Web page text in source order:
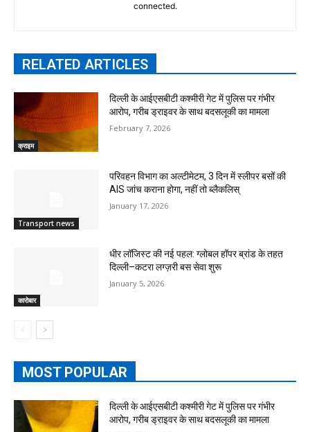
connected.
RELATED ARTICLES
क्राइम
दिल्ली के आईएसबीटी कश्मीरी गेट में पुलिस पर गंभीर
आरोप, गरीब ड्राइवर के साथ बदसलूकी का मामला
February 7, 2026
Transport news
परिवहन विभाग का अल्टीमेटम, 3 दिन में स्लीपर बसों की
AIS जांच कराना होगा, नहीं तो ब्लैकलिस्
January 17, 2026
कारोबार
धीर लॉजिस्ट की नई पहल: ग्लोबल हॉपर ब्रांड के तहत
दिल्ली–कटरा लग्ज़री बस सेवा शुरू
January 5, 2026
MOST POPULAR
दिल्ली के आईएसबीटी कश्मीरी गेट में पुलिस पर गंभीर
आरोप, गरीब ड्राइवर के साथ बदसलूकी का मामला